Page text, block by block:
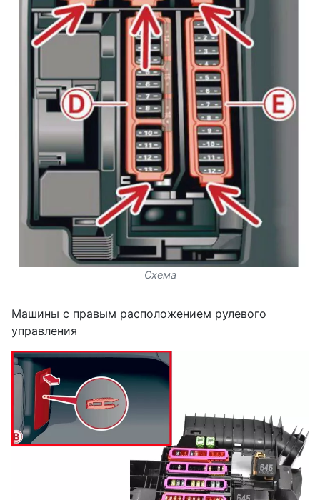
Схема
Машины с правым расположением рулевого
управления